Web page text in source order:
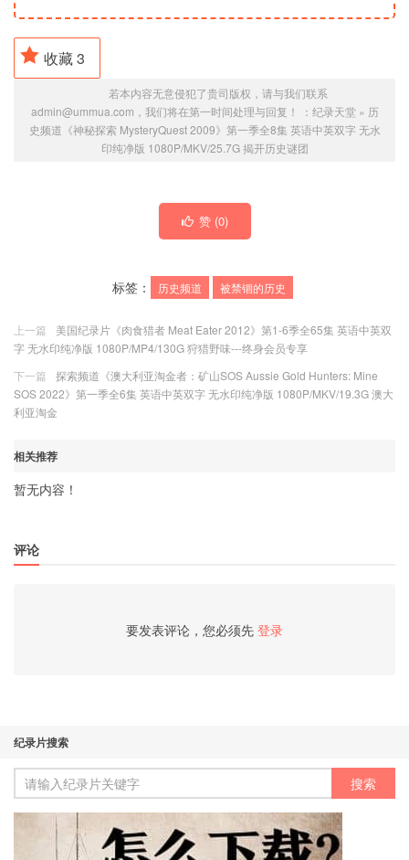
收藏3
若本内容无意侵犯了贵司版权，请与我们联系
admin@ummua.com，我们将在第一时间处理与回复！ ： 纪录天堂» 历
史频道《神秘探索 MysteryQuest 2009》第一季全8集 英语中英双字 无水
印纯净版 1080P/MKV/25.7G 揭开历史谜团
赞 (0)
标签： 历史频道 被禁锢的历史
上一篇
美国纪录片《肉食猎者 Meat Eater 2012》第1-6季全65集 英语中英双
字 无水印纯净版 1080P/MP4/130G 狩猎野味---终身会员专享
下一篇
探索频道《澳大利亚淘金者：矿山SOS Aussie Gold Hunters: Mine
SOS 2022》第一季全6集 英语中英双字 无水印纯净版 1080P/MKV/19.3G 澳大
利亚淘金
相关推荐
暂无内容！
评论
要发表评论，您必须先 登录
纪录片搜索